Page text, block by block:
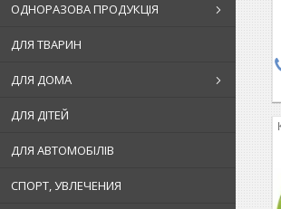
ОДНОРАЗОВА ПРОДУКЦІЯ
ДЛЯ ТВАРИН
ДЛЯ ДОМА
ДЛЯ ДІТЕЙ
ДЛЯ АВТОМОБІЛІВ
СПОРТ, УВЛЕЧЕНИЯ